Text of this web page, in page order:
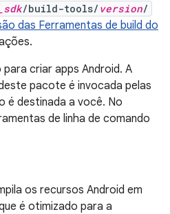
/build-tools/ version/
das Ferramentas de build do
criar apps Android. A
pacote é invocada pelas
é destinada a você. No
de linha de comando
os recursos Android em
é otimizado para a